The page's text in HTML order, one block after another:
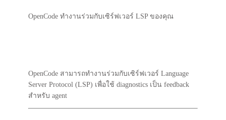
OpenCode ทำงานร่วมกับเซิร์ฟเวอร์ LSP ของคุณ
OpenCode สามารถทำงานร่วมกับเซิร์ฟเวอร์ Language
Server Protocol (LSP) เพื่อใช้ diagnostics เป็น feedback
สำหรับ agent